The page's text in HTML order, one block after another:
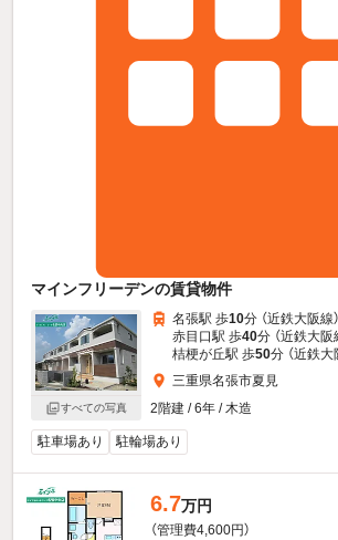
マインフリーデンの賃貸物件
すべての写真
名張駅 歩10分 （近鉄大阪線）
赤目口駅 歩40分 （近鉄大阪
桔梗が丘駅 歩50分 （近鉄大
三重県名張市夏見
2階建 / 6年 / 木造
駐車場あり 駐輪場あり
6.7万円
（管理費4,600円）